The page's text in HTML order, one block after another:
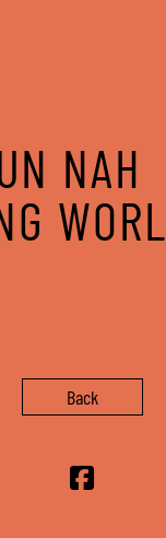
NAH
Back